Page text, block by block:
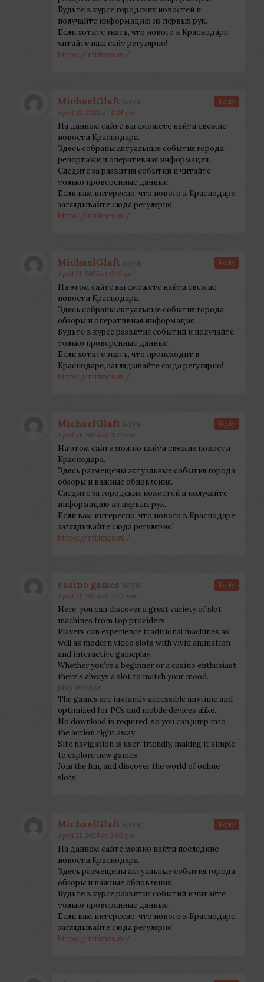
Будьте в курсе городских новостей и
получайте информацию из первых рук.
Если хотите знать, что нового в Краснодаре,
читайте наш сайт регулярно!
https://rftimes.ru/
MichaelGlaft says:
April 19, 2025 at 8:24 pm
На данном сайте вы сможете найти свежие
новости Краснодара.
Здесь собраны актуальные события города,
репортажи и оперативная информация.
Следите за развития событий и читайте
только проверенные данные.
Если вам интересно, что нового в Краснодаре,
заглядывайте сюда регулярно!
https://rftimes.ru/
Reply
MichaelGlaft says:
April 21, 2025 at 9:18 am
На этом сайте вы сможете найти свежие
новости Краснодара.
Здесь собраны актуальные события города,
обзоры и оперативная информация.
Будьте в курсе развития событий и получайте
только проверенные данные.
Если хотите знать, что происходит в
Краснодаре, заглядывайте сюда регулярно!
https://rftimes.ru/
Reply
MichaelGlaft says:
April 21, 2025 at 11:27 am
На этом сайте можно найти свежие новости
Краснодара.
Здесь размещены актуальные события города,
обзоры и важные обновления.
Следите за городских новостей и получайте
информацию из первых рук.
Если вам интересно, что нового в Краснодаре,
заглядывайте сюда регулярно!
https://rftimes.ru/
Reply
casino games says:
April 21, 2025 at 12:42 pm
Here, you can discover a great variety of slot
machines from top providers.
Players can experience traditional machines as
well as modern video slots with vivid animation
and interactive gameplay.
Whether you’re a beginner or a casino enthusiast,
there’s always a slot to match your mood.
play aviator
The games are instantly accessible anytime and
optimized for PCs and mobile devices alike.
No download is required, so you can jump into
the action right away.
Site navigation is user-friendly, making it simple
to explore new games.
Join the fun, and discover the world of online
slots!
Reply
MichaelGlaft says:
April 21, 2025 at 2:00 pm
На данном сайте можно найти последние
новости Краснодара.
Здесь размещены актуальные события города,
обзоры и важные обновления.
Будьте в курсе развития событий и читайте
только проверенные данные.
Если вам интересно, что нового в Краснодаре,
заглядывайте сюда регулярно!
https://rftimes.ru/
Reply